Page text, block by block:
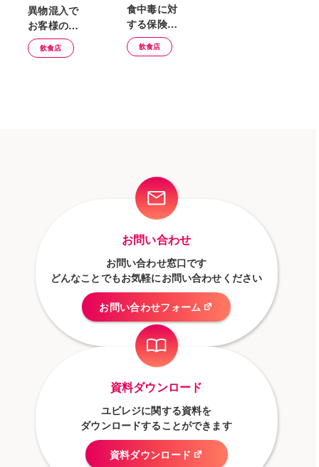
異物混入で
お客様の信
頼をなくさ
ないために
飲食店
食中毒に対
する保険入
ってます
か？入って
飲食店
お問い合わせ
お問い合わせ窓口です
どんなことでもお気軽にお問い合わせください
お問い合わせフォーム
資料ダウンロード
ユビレジに関する資料を
ダウンロードすることができます
資料ダウンロード